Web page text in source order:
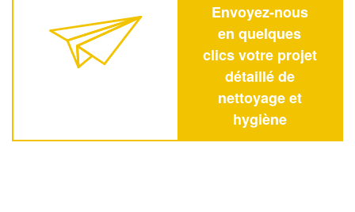
Envoyez-nous
en quelques
clics votre projet
détaillé de
nettoyage et
hygiène